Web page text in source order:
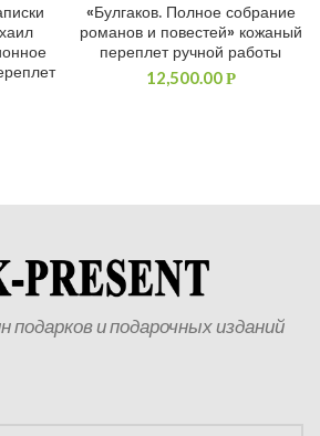
«Булгаков. Полное собрание
романов и повестей» кожаный
переплет ручной работы
12,500.00Р
и подарочных изданий